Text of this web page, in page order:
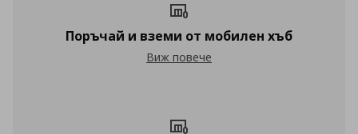
Поръчай и вземи от мобилен хъб
Поръчай и вземи от мобилен хъб
Виж повече